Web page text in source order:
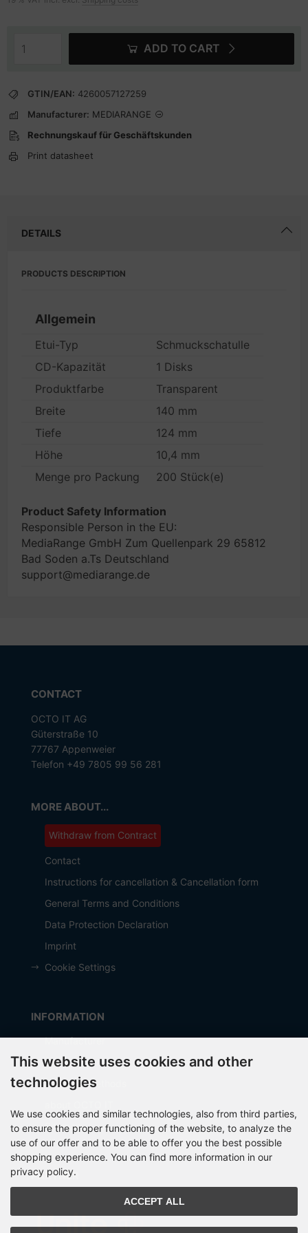
ADD TO CART
GTIN/EAN: 4260057127259
Manufacturer: MEDIARANGE
Rechnungskauf für Geschäftskunden
Print datasheet
DETAILS
PRODUCTS DESCRIPTION
Allgemein
Etui-Typ
Schmuckschatulle
CD-Kapazität
1 Disks
Produktfarbe
Transparent
Breite
140 mm
Tiefe
124 mm
Höhe
10,4 mm
Menge pro Packung
200 Stück(e)
Product Safety Information
Responsible Person in the EU:
MediaRange GmbH Zum Quellenpark 29 65812
Bad Soden a.Ts Deutschland
support@mediarange.de
CONTACT
OCTO IT AG
Güterstraße 10
77767 Appenweier
Telefon +49 7805 99 56 281
MORE ABOUT...
Withdraw from Contract
Contact
Instructions for cancellation & Cancellation form
General Terms and Conditions
Data Protection Declaration
Imprint
Cookie Settings
INFORMATION
Manufacturer
Shipping costs
Payment Methods
Sitemap
PARTNER
This website uses cookies and other
technologies
We use cookies and similar technologies, also from third parties,
to ensure the proper functioning of the website, to analyze the
use of our offer and to be able to offer you the best possible
shopping experience. You can find more information in our
privacy policy.
ACCEPT ALL